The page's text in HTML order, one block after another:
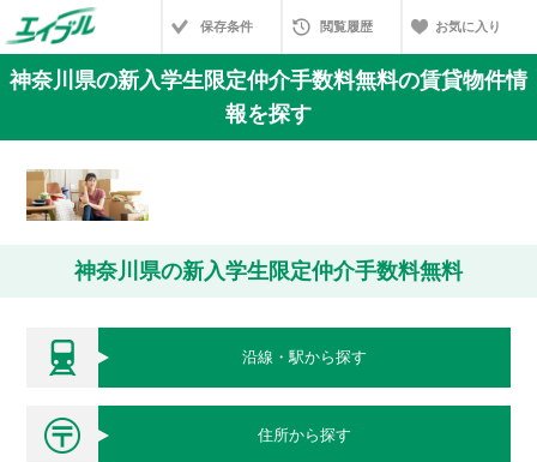
保存条件 閲覧履歴 お気に入り
神奈川県の新入学生限定仲介手数料無料の賃貸物件情
報を探す
神奈川県の新入学生限定仲介手数料無料
沿線・駅から探す
住所から探す